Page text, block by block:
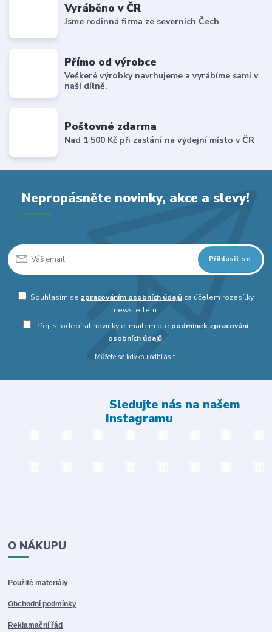
Vyráběno v ČR
Jsme rodinná firma ze severních Čech
Přímo od výrobce
Veškeré výrobky navrhujeme a vyrábíme sami v
naší dílně.
Poštovné zdarma
Nad 1 500 Kč při zaslání na výdejní místo v ČR
Nepropásněte novinky, akce a slevy!
Přihlásit se
Souhlasím se zpracováním osobních údajůza účelem rozesílky
newsletteru.
Přeji si odebírat novinky e-mailem dle podmínek zpracování
osobních údajů.
Můžete se kdykoli odhlásit.
Sledujte nás na našem
Instagramu
O NÁKUPU
Použité materiály
Obchodní podmínky
Reklamační řád